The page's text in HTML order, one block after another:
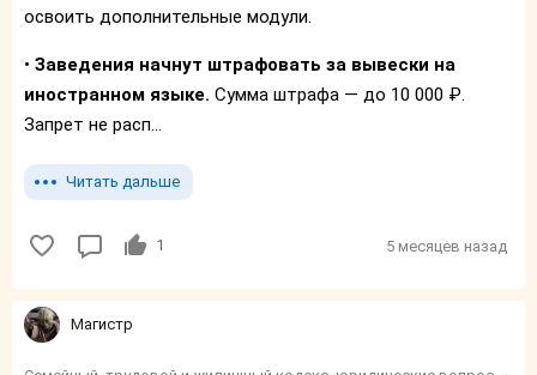
освоить дополнительные модули.
• Заведения начнут штрафовать за вывески на
иностранном языке. Сумма штрафа — до 10 000 ₽.
Запрет не расп...
Читать дальше
1 5 месяцев назад
Магистр